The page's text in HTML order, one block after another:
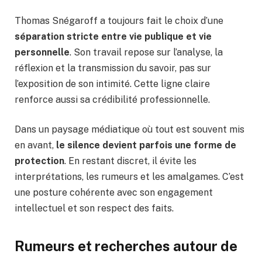
Thomas Snégaroff a toujours fait le choix d’une
séparation stricte entre vie publique et vie
personnelle. Son travail repose sur l’analyse, la
réflexion et la transmission du savoir, pas sur
l’exposition de son intimité. Cette ligne claire
renforce aussi sa crédibilité professionnelle.
Dans un paysage médiatique où tout est souvent mis
en avant, le silence devient parfois une forme de
protection. En restant discret, il évite les
interprétations, les rumeurs et les amalgames. C’est
une posture cohérente avec son engagement
intellectuel et son respect des faits.
Rumeurs et recherches autour de